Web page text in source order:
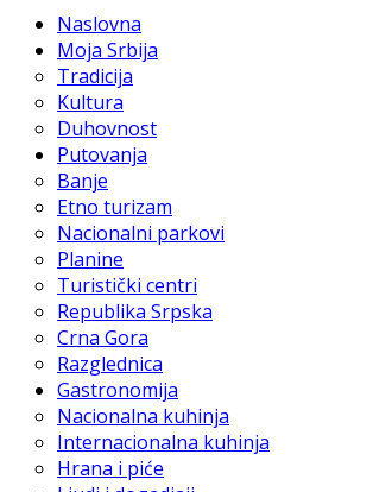
Naslovna
Moja Srbija
Tradicija
Kultura
Duhovnost
Putovanja
Banje
Etno turizam
Nacionalni parkovi
Planine
Turistički centri
Republika Srpska
Crna Gora
Razglednica
Gastronomija
Nacionalna kuhinja
Internacionalna kuhinja
Hrana i piće